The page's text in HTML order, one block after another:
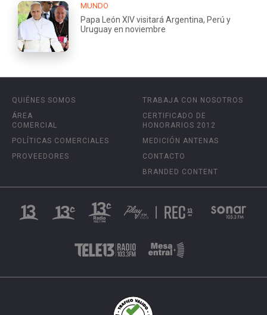
MUNDO
Papa León XIV visitará Argentina, Perú y
Uruguay en noviembre
QUIÉNES SOMOS
ÁREA
COMERCIAL
POLÍTICAS COMERCIALES
PROVEEDORES
TRABAJA CON NOSOTROS
CERTIFICADO DE
HONORARIOS 2012
MEDICIÓN ANTENAS
CONTACTO
BRANDED CONTENT